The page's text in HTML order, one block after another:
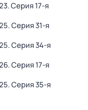
. Серия 17-я
. Серия 31-я
. Серия 34-я
. Серия 17-я
. Серия 35-я